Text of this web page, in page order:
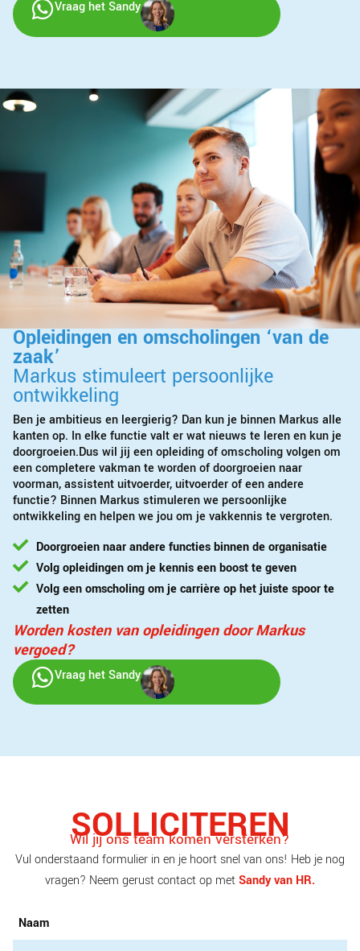
Vraag het Sandy
Opleidingen en omscholingen ‘van de
zaak’
Markus stimuleert persoonlijke
ontwikkeling
Ben je ambitieus en leergierig? Dan kun je binnen Markus alle
kanten op. In elke functie valt er wat nieuws te leren en kun je
doorgroeien.Dus wil jij een opleiding of omscholing volgen om
een completere vakman te worden of doorgroeien naar
voorman, assistent uitvoerder, uitvoerder of een andere
functie? Binnen Markus stimuleren we persoonlijke
ontwikkeling en helpen we jou om je vakkennis te vergroten.
Doorgroeien naar andere functies binnen de organisatie
Volg opleidingen om je kennis een boost te geven
Volg een omscholing om je carrière op het juiste spoor te
zetten
Worden kosten van opleidingen door Markus
vergoed?
Vraag het Sandy
SOLLICITEREN
Wil jij ons team komen versterken?
Vul onderstaand formulier in en je hoort snel van ons! Heb je nog
vragen? Neem gerust contact op metSandy van HR.
Naam